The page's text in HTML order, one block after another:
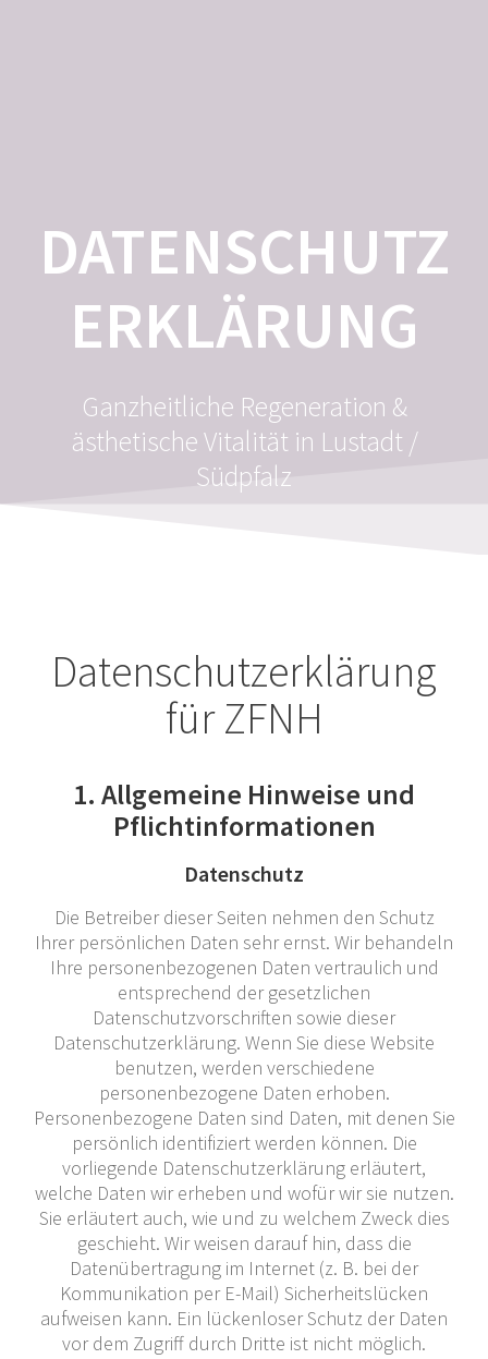
DATENSCHUTZ
ERKLÄRUNG
Ganzheitliche Regeneration &
ästhetische Vitalität in Lustadt /
Südpfalz
Datenschutzerklärung
für ZFNH
1. Allgemeine Hinweise und
Pflichtinformationen
Datenschutz
Die Betreiber dieser Seiten nehmen den Schutz
Ihrer persönlichen Daten sehr ernst. Wir behandeln
Ihre personenbezogenen Daten vertraulich und
entsprechend der gesetzlichen
Datenschutzvorschriften sowie dieser
Datenschutzerklärung. Wenn Sie diese Website
benutzen, werden verschiedene
personenbezogene Daten erhoben.
Personenbezogene Daten sind Daten, mit denen Sie
persönlich identifiziert werden können. Die
vorliegende Datenschutzerklärung erläutert,
welche Daten wir erheben und wofür wir sie nutzen.
Sie erläutert auch, wie und zu welchem Zweck dies
geschieht. Wir weisen darauf hin, dass die
Datenübertragung im Internet (z. B. bei der
Kommunikation per E-Mail) Sicherheitslücken
aufweisen kann. Ein lückenloser Schutz der Daten
vor dem Zugriff durch Dritte ist nicht möglich.